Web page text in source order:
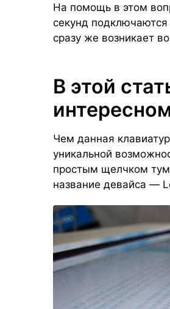
На помощь в этом
секунд
сразу же возникает
В этой
Чем данная
уникальной
простым щелчком
название девайса —